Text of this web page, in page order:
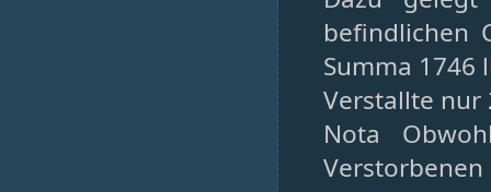
befindlichen
Summa 1746
Verstallte nur
Nota
Verstorbenen